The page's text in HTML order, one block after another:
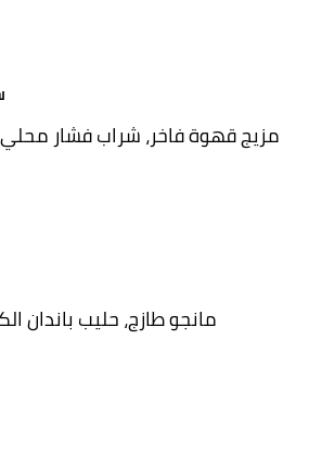
مزيج قهوة فاخر، شراب فشار محلي
مانجو طازج، حليب باندان